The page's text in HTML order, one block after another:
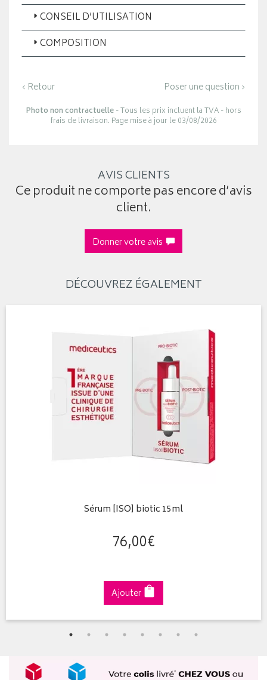
CONSEIL D’UTILISATION
COMPOSITION
‹ Retour Poser une question ›
Photo non contractuelle- Tous les prix incluent la TVA - hors
frais de livraison. Page mise à jour le 03/08/2026
AVIS CLIENTS
Ce produit ne comporte pas encore d’avis
client.
Donner votre avis
DÉCOUVREZ ÉGALEMENT
Sérum [ISO] biotic 15ml
76,00€
Ajouter